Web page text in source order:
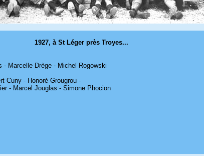
1927, à St Léger près Troyes...
- Marcelle Drège - Michel Rogowski
Cuny - Honoré Grougrou -
- Marcel Jouglas - Simone Phocion